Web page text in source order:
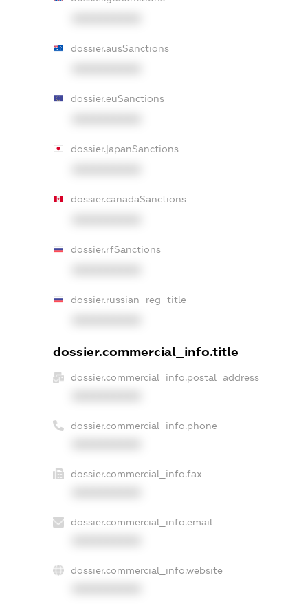
dossier.ausSanctions
dossier.euSanctions
dossier.japanSanctions
dossier.canadaSanctions
dossier.rfSanctions
dossier.russian_reg_title
dossier.commercial_info.title
dossier.commercial_info.postal_address
dossier.commercial_info.phone
dossier.commercial_info.fax
dossier.commercial_info.email
dossier.commercial_info.website